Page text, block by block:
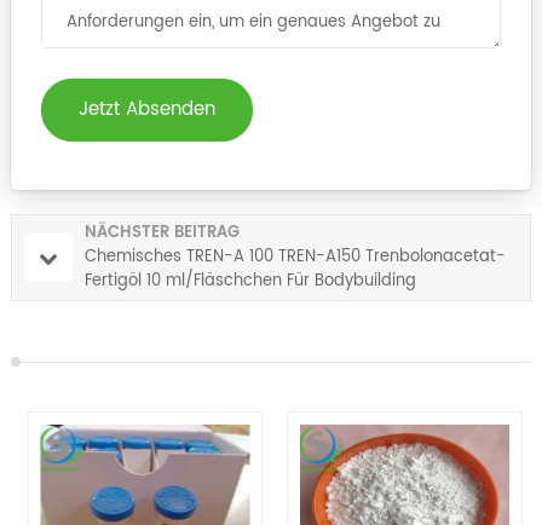
Jetzt Absenden
NÄCHSTER BEITRAG
Chemisches TREN-A 100 TREN-A150 Trenbolonacetat-
Fertigöl 10 ml/Fläschchen Für Bodybuilding